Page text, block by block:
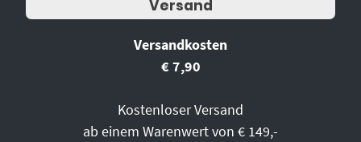
Versand
Versandkosten
€ 7,90
Kostenloser Versand
ab einem Warenwert von € 149,-